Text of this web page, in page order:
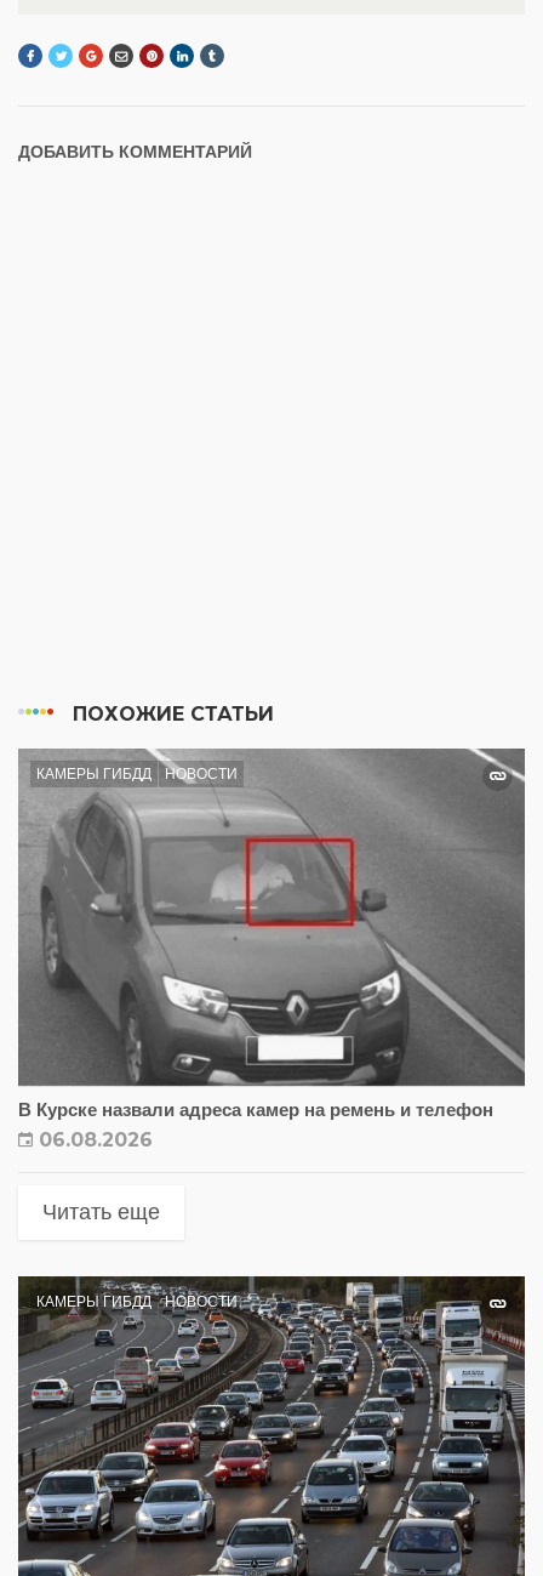
ДОБАВИТЬ КОММЕНТАРИЙ
ПОХОЖИЕ СТАТЬИ
КАМЕРЫ ГИБДД НОВОСТИ
В Курске назвали адреса камер на ремень и телефон
06.08.2026
Читать еще
КАМЕРЫ ГИБДД НОВОСТИ